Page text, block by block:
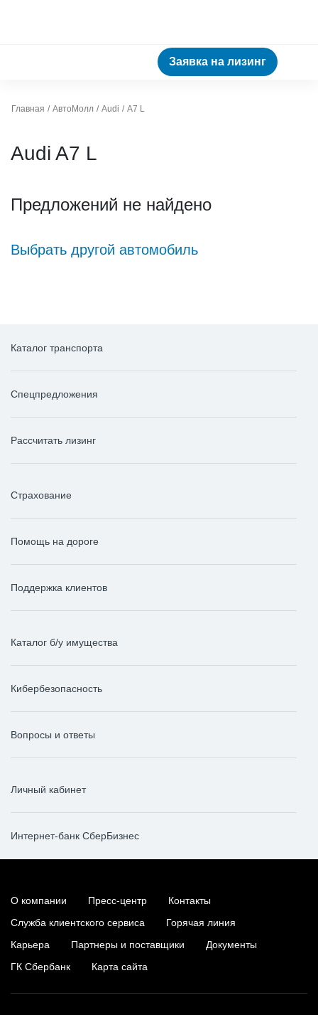
Заявка на лизинг
Главная АвтоМолл Audi A7 L
Audi A7 L
Предложений не найдено
Выбрать другой автомобиль
Каталог транспорта
Спецпредложения
Рассчитать лизинг
Страхование
Помощь на дороге
Поддержка клиентов
Каталог б/у имущества
Кибербезопасность
Вопросы и ответы
Личный кабинет
Интернет-банк СберБизнес
О компании Пресс-центр
Контакты
Служба клиентского сервиса
Горячая линия
Карьера
Партнеры и поставщики
Документы
ГК Сбербанк
Карта сайта